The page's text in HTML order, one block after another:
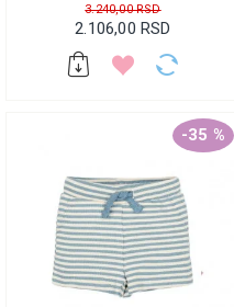
2.106,00 RSD
3.240,00 RSD
-35 %